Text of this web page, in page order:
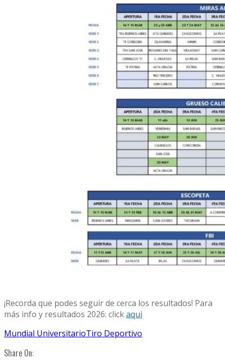
¡Recorda que podes seguir de cerca los resultados! Para
más info y resultados 2026: clickaqui
Mundial UniversitarioTiro Deportivo
Share On: